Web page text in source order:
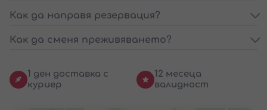
Как да направя резервация?
Как да сменя преживяването?
1 ден доставка с
куриер
12 месеца
валидност